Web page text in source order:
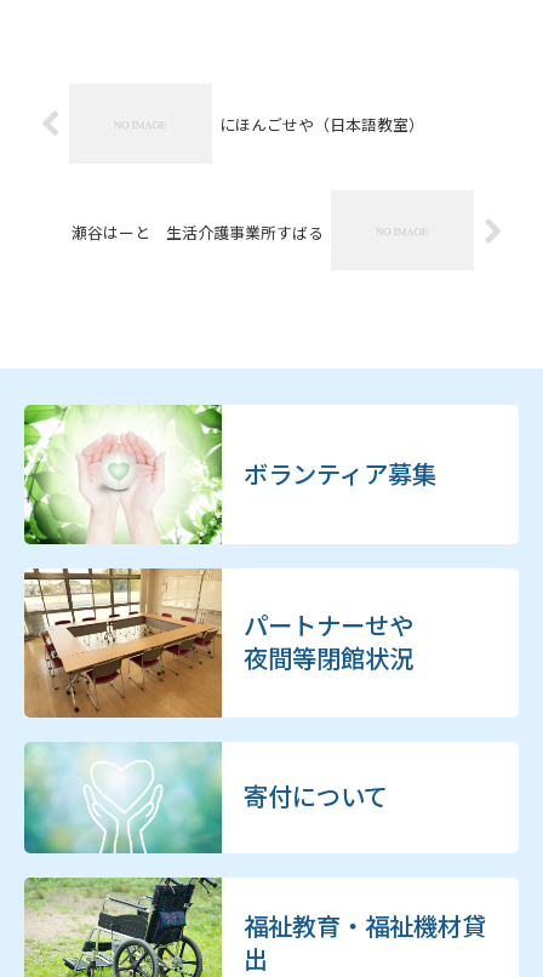
にほんごせや（日本語教室）
瀬谷はーと 生活介護事業所すばる
ボランティア募集
パートナーせや
夜間等閉館状況
寄付について
福祉教育・福祉機材貸
出